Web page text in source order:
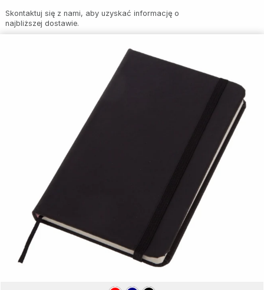
Skontaktuj się z nami, aby uzyskać informację o
najbliższej dostawie.